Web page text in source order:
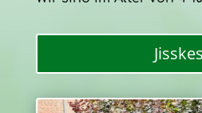
Jisskes